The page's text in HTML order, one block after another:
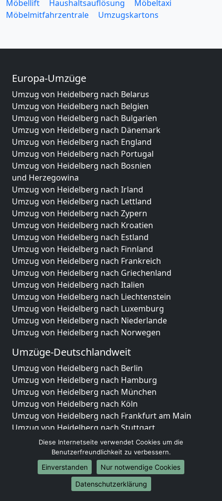
Möbellift
Haushaltsauflösung
Möbeltaxi
Möbelmitfahrzentrale
Umzugskartons
Europa-Umzüge
Umzug von Heidelberg nach Belarus
Umzug von Heidelberg nach Belgien
Umzug von Heidelberg nach Bulgarien
Umzug von Heidelberg nach Dänemark
Umzug von Heidelberg nach England
Umzug von Heidelberg nach Portugal
Umzug von Heidelberg nach Bosnien
und Herzegowina
Umzug von Heidelberg nach Irland
Umzug von Heidelberg nach Lettland
Umzug von Heidelberg nach Zypern
Umzug von Heidelberg nach Kroatien
Umzug von Heidelberg nach Estland
Umzug von Heidelberg nach Finnland
Umzug von Heidelberg nach Frankreich
Umzug von Heidelberg nach Griechenland
Umzug von Heidelberg nach Italien
Umzug von Heidelberg nach Liechtenstein
Umzug von Heidelberg nach Luxemburg
Umzug von Heidelberg nach Niederlande
Umzug von Heidelberg nach Norwegen
Umzüge-Deutschlandweit
Umzug von Heidelberg nach Berlin
Umzug von Heidelberg nach Hamburg
Umzug von Heidelberg nach München
Umzug von Heidelberg nach Köln
Umzug von Heidelberg nach Frankfurt am Main
Umzug von Heidelberg nach Stuttgart
Umzug von Heidelberg nach Düsseldorf
Umzug von Heidelberg nach Leipzig
Umzug von Heidelberg nach Dortmund
Umzug von Heidelberg nach Essen
Umzug von Heidelberg nach Bremen
Diese Internetseite verwendet Cookies um die
Benutzerfreundlichkeit zu verbessern.
Einverstanden
Nur notwendige Cookies
Datenschutzerklärung